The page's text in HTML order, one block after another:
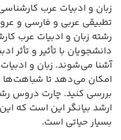
زبان و ادبیات عرب
تطبیقی عربی و فارسی و
رشته زبان و ادبیات عرب
دانشجویان با تأثیر و تأثر
آشنا می‌شوند. زبان و
امکان می‌دهد تا شباهت‌ها
بررسی کنید. چارت دروس
ارشد بیانگر این است که
بسیار حیاتی است.